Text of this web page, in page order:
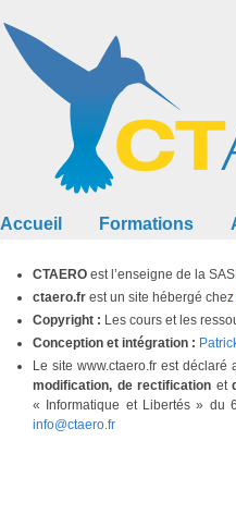
Accueil Formations
CTAERO est l’enseigne de la
ctaero.fr est un site hébergé chez
Copyright : Les cours et les
Conception et intégration :
Le site www.ctaero.fr est déclaré
modification, de rectification et
« Informatique et Libertés » du
info@ctaero.fr